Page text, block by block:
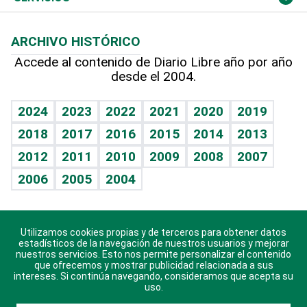
Hablando con el pediatra
Vida y familia
Eñe
Celebrando la vida
Sin complejos
En pocas palabras
Escuchando al corazón
Economía Personal
Línea de hit
TBT Deportivo
Más firmas
Hecho en casa
Guía del dinero
Cumpleaños
Horóscopos
Crucigramas
ARCHIVO HISTÓRICO
Accede al contenido de Diario Libre año por año
desde el 2004.
2024 2023 2022 2021 2020
2019
2018
2017 2016 2015 2014
2013
2012
2011 2010 2009 2008
2007
2006
2005 2004
Descarga nuestras aplicaciones para Android, iOS y
sistema Huawei.
Utilizamos cookies propias y de terceros para obtener datos
estadísticos de la navegación de nuestros usuarios y mejorar
nuestros servicios. Esto nos permite personalizar el contenido
que ofrecemos y mostrar publicidad relacionada a sus
intereses. Si continúa navegando, consideramos que acepta su
uso.